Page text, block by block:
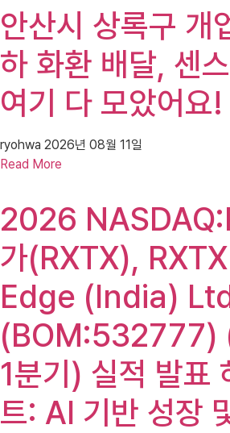
안산시 상록구 개
하 화환 배달, 센
여기 다 모았어요!
ryohwa 2026년 08월 11일
Read More
2026
가(RXTX),
Edge (India)
(BOM:532777)
1분기) 실적 발표
트: AI 기반 성장